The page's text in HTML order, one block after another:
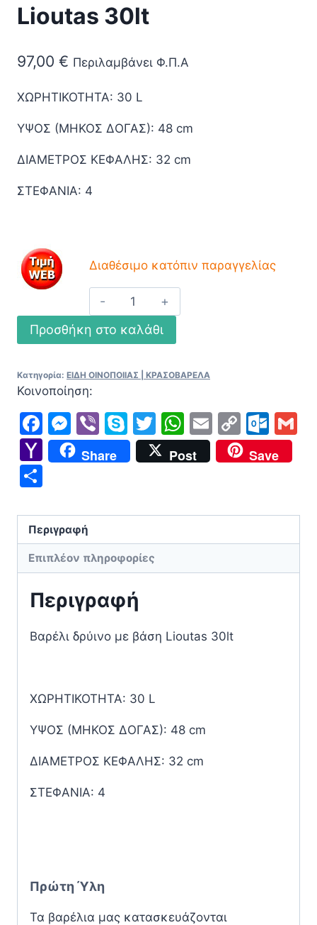
Lioutas 30lt
97,00 € Περιλαμβάνει Φ.Π.Α
ΧΩΡΗΤΙΚΟΤΗΤΑ: 30 L
ΥΨΟΣ (ΜΗΚΟΣ ΔΟΓΑΣ): 48 cm
ΔΙΑΜΕΤΡΟΣ ΚΕΦΑΛΗΣ: 32 cm
ΣΤΕΦΑΝΙΑ: 4
Διαθέσιμο κατόπιν παραγγελίας
Βαρέλι
δρύινο
με
Lioutas
ποσότητα
Προσθήκη στο καλάθι
Κατηγορία: ΕΙΔΗ ΟΙΝΟΠΟΙΙΑΣ | ΚΡΑΣΟΒΑΡΕΛΑ
Κοινοποίηση:
Facebook
Messenger
ViberSkype
Twitter
WhatsApp
EmailCopy
Link
Yahoo
Mail
Share Post Save
Περιγραφή
Επιπλέον πληροφορίες
Περιγραφή
Βαρέλι δρύινο με βάση Lioutas 30lt
ΧΩΡΗΤΙΚΟΤΗΤΑ: 30 L
ΥΨΟΣ (ΜΗΚΟΣ ΔΟΓΑΣ): 48 cm
ΔΙΑΜΕΤΡΟΣ ΚΕΦΑΛΗΣ: 32 cm
ΣΤΕΦΑΝΙΑ: 4
Πρώτη Ύλη
Τα βαρέλια μας κατασκευάζονται